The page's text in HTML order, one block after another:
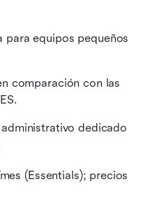
equipos pequeños
comparación con las
dedicado
(Essentials); precios